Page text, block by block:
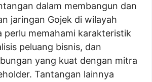
dalam membangun dan
jaringan Gojek di wilayah
perlu memahami karakteristik
peluang bisnis, dan
yang kuat dengan mitra
Tantangan lainnya